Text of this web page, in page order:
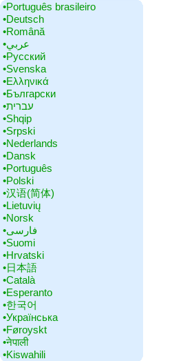
•‎Português brasileiro
•‎Deutsch
•‎Română
•‎عربي
•‎Русский
•‎Svenska
•‎Ελληνικά
•‎Български
•‎עברית
•‎Shqip
•‎Srpski
•‎Nederlands
•‎Dansk
•‎Português
•‎Polski
•‎汉语(简体)
•‎Lietuvių
•‎Norsk
•‎فارسی
•‎Suomi
•‎Hrvatski
•‎日本語
•‎Català
•‎Esperanto
•‎한국어
•‎Українська
•‎Føroyskt
•‎नेपाली
•‎Kiswahili